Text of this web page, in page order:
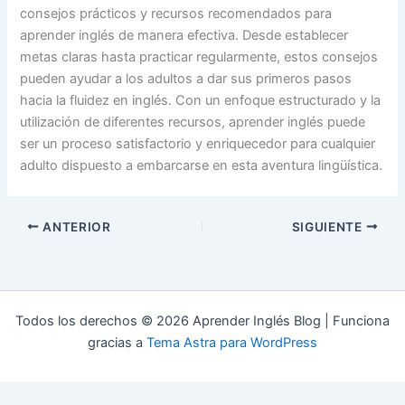
consejos prácticos y recursos recomendados para
aprender inglés de manera efectiva. Desde establecer
metas claras hasta practicar regularmente, estos consejos
pueden ayudar a los adultos a dar sus primeros pasos
hacia la fluidez en inglés. Con un enfoque estructurado y la
utilización de diferentes recursos, aprender inglés puede
ser un proceso satisfactorio y enriquecedor para cualquier
adulto dispuesto a embarcarse en esta aventura lingüística.
ANTERIOR SIGUIENTE
Todos los derechos © 2026 Aprender Inglés Blog | Funciona
gracias a Tema Astra para WordPress